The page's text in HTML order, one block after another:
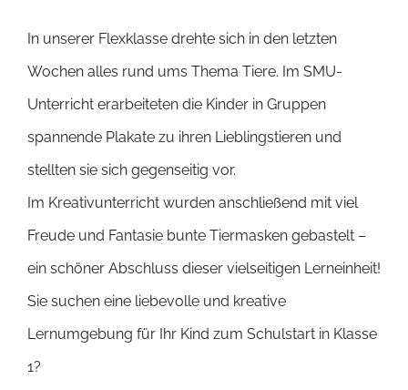
In unserer Flexklasse drehte sich in den letzten
Wochen alles rund ums Thema Tiere. Im SMU-
Unterricht erarbeiteten die Kinder in Gruppen
spannende Plakate zu ihren Lieblingstieren und
stellten sie sich gegenseitig vor.
Im Kreativunterricht wurden anschließend mit viel
Freude und Fantasie bunte Tiermasken gebastelt –
ein schöner Abschluss dieser vielseitigen Lerneinheit!
Sie suchen eine liebevolle und kreative
Lernumgebung für Ihr Kind zum Schulstart in Klasse
1?